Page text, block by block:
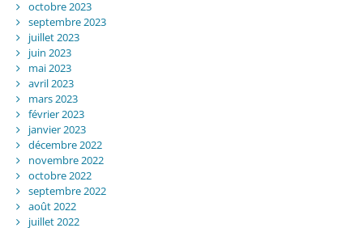
octobre 2023
septembre 2023
juillet 2023
juin 2023
mai 2023
avril 2023
mars 2023
février 2023
janvier 2023
décembre 2022
novembre 2022
octobre 2022
septembre 2022
août 2022
juillet 2022